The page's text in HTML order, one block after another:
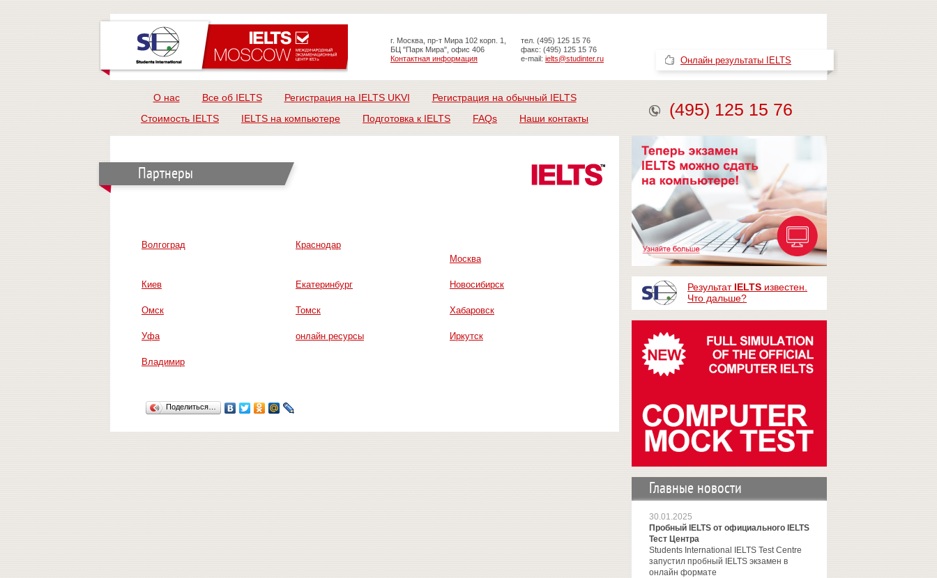
тел. (495) 125 15 76
факс: (495) 125 15 76
e-mail: ielts@studinter.ru
г. Москва, пр-т Мира 102 корп. 1,
БЦ "Парк Мира", офис 406
Контактная информация
Онлайн результаты IELTS
О нас Все об IELTS Регистрация на IELTS UKVI
Регистрация на обычный IELTS
Стоимость IELTS
IELTS на компьютере Подготовка к IELTS FAQs Наши контакты (495) 125 15 76
Партнеры
Волгоград
Краснодар
Москва
Киев Екатеринбург Новосибирск
Омск Томск Хабаровск
Уфа онлайн ресурсы Иркутск
Владимир
Поделиться…
Результат IELTS известен.
Что дальше?
Главные новости
30.01.2025
Пробный IELTS от официального IELTS
Тест Центра
Students International IELTS Test Centre
запустил пробный IELTS экзамен в
онлайн формате